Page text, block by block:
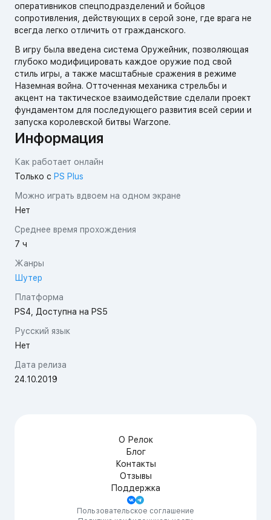
оперативников спецподразделений и бойцов
сопротивления, действующих в серой зоне, где врага не
всегда легко отличить от гражданского.
В игру была введена система Оружейник, позволяющая
глубоко модифицировать каждое оружие под свой
стиль игры, а также масштабные сражения в режиме
Наземная война. Отточенная механика стрельбы и
акцент на тактическое взаимодействие сделали проект
фундаментом для последующего развития всей серии и
запуска королевской битвы Warzone.
Информация
Как работает онлайн
Только с PS Plus
Платформа
PS4, Доступна на PS5
Можно играть вдвоем на одном экране
Нет
Русский язык
Нет
Среднее время прохождения
7 ч
Дата релиза
24.10.2019
Жанры
Шутер
О Релок
Блог
Контакты
Отзывы
Поддержка
Пользовательское соглашение